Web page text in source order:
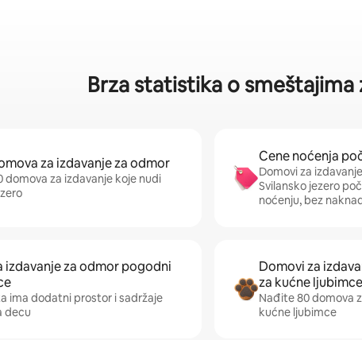
Brza statistika o smeštajima
za izdavanje za odmor
domova za izdavanje koje nudi
Cene noćenja
Domovi za
Svilansko jezero
noćenju, bez
izdavanje za odmor pogodni
ima dodatni prostor i sadržaje
decu
Domovi za
za kućne ljubimce
Nađite 80 domova
kućne ljubimce